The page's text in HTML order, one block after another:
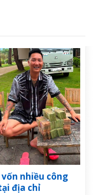
nhiều công
địa chỉ